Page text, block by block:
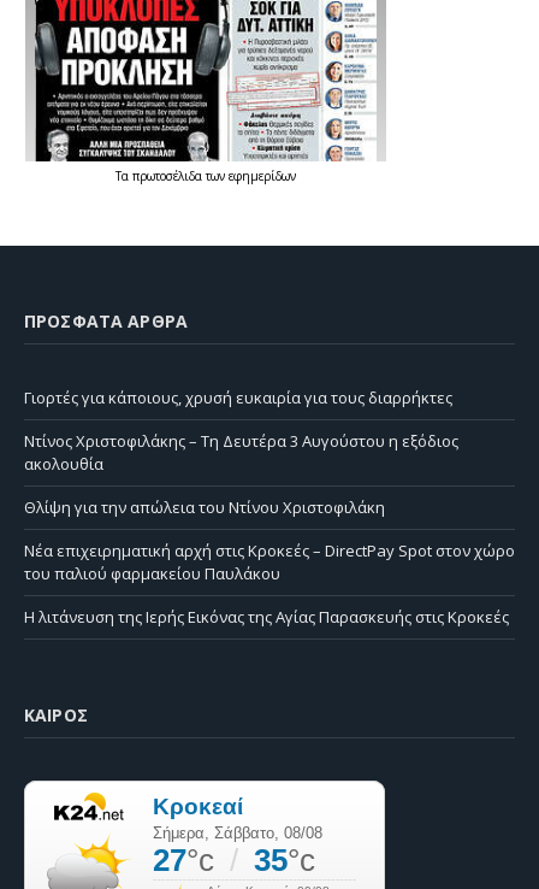
Τα πρωτοσέλιδατων εφημερίδων
ΠΡΌΣΦΑΤΑ ΆΡΘΡΑ
Γιορτές για κάποιους, χρυσή ευκαιρία για τους διαρρήκτες
Ντίνος Χριστοφιλάκης – Τη Δευτέρα 3 Αυγούστου η εξόδιος
ακολουθία
Θλίψη για την απώλεια του Ντίνου Χριστοφιλάκη
Νέα επιχειρηματική αρχή στις Κροκεές – DirectPay Spot στον χώρο
του παλιού φαρμακείου Παυλάκου
Η λιτάνευση της Ιερής Εικόνας της Αγίας Παρασκευής στις Κροκεές
ΚΑΙΡΌΣ